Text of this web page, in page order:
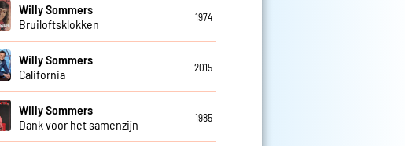
Willy Sommers
Bruiloftsklokken
1974
Willy Sommers
California
2015
Willy Sommers
Dank voor het samenzijn
1985